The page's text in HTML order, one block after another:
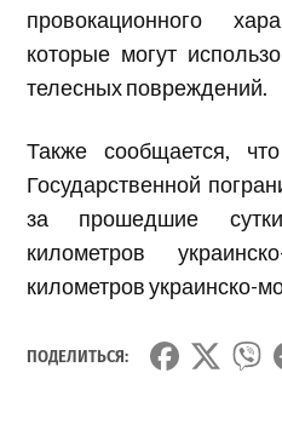
провокационного
которые могут
телесных повреждений.
Также сообщается,
Государственной
за прошедшие
километров
километров украинско-
ПОДЕЛИТЬСЯ: